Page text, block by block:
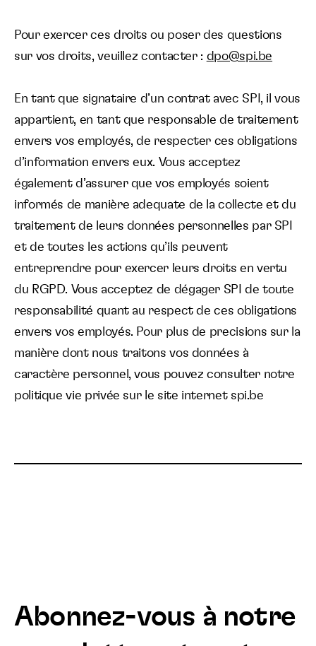
Pour exercer ces droits ou poser des questions
sur vos droits, veuillez contacter : dpo@spi.be
En tant que signataire d’un contrat avec SPI, il vous
appartient, en tant que responsable de traitement
envers vos employés, de respecter ces obligations
d’information envers eux. Vous acceptez
également d’assurer que vos employés soient
informés de manière adequate de la collecte et du
traitement de leurs données personnelles par SPI
et de toutes les actions qu’ils peuvent
entreprendre pour exercer leurs droits en vertu
du RGPD. Vous acceptez de dégager SPI de toute
responsabilité quant au respect de ces obligations
envers vos employés. Pour plus de precisions sur la
manière dont nous traitons vos données à
caractère personnel, vous pouvez consulter notre
politique vie privée sur le site internet spi.be
Abonnez-vous à notre